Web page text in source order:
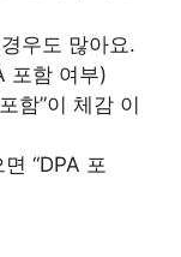
우도 많아요.
포함 여부)
함”이 체감 이
“DPA 포